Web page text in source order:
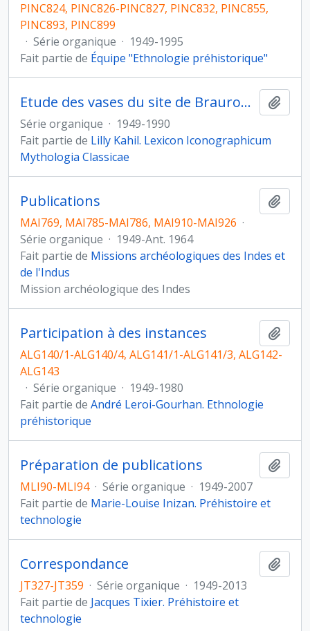
PINC824, PINC826-PINC827, PINC832, PINC855,
PINC893, PINC899
· Série organique · 1949-1995
Fait partie de Équipe "Ethnologie préhistorique"
Etude des vases du site de Brauron, Grèce, Attique (fouilles de J. Papadimitriou, 1948-1963)
Série organique · 1949-1990
Fait partie de Lilly Kahil. Lexicon Iconographicum
Mythologia Classicae
Publications
MAI769, MAI785-MAI786, MAI910-MAI926 ·
Série organique · 1949-Ant. 1964
Fait partie de Missions archéologiques des Indes et
de l'Indus
Mission archéologique des Indes
Participation à des instances
ALG140/1-ALG140/4, ALG141/1-ALG141/3, ALG142-
ALG143
· Série organique · 1949-1980
Fait partie de André Leroi-Gourhan. Ethnologie
préhistorique
Préparation de publications
MLI90-MLI94 · Série organique · 1949-2007
Fait partie de Marie-Louise Inizan. Préhistoire et
technologie
Correspondance
JT327-JT359 · Série organique · 1949-2013
Fait partie de Jacques Tixier. Préhistoire et
technologie